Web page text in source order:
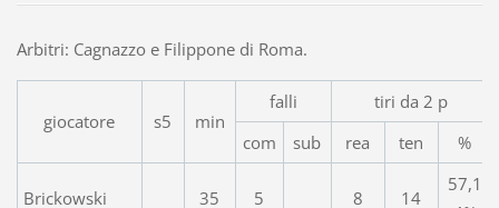
Arbitri: Cagnazzo e Filippone di Roma.
giocatore s5 min
falli
tiri da 2 p
com
sub rea ten %
Brickowski 35 5 8 14
57,1